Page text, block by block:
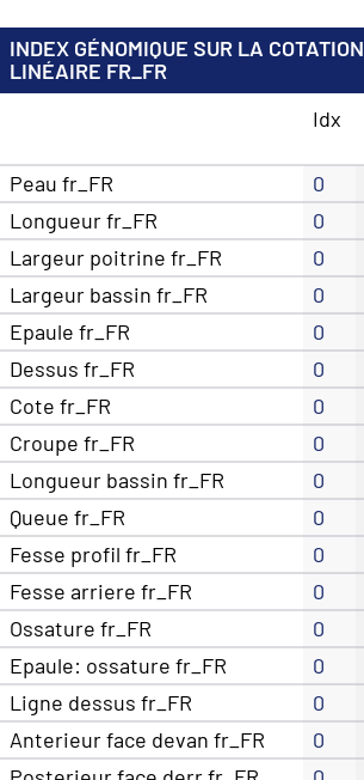
INDEX GÉNOMIQUE SUR LA COTATION
LINÉAIRE FR_FR
Idx
Peau fr_FR 0
Longueur fr_FR
0
Largeur poitrine fr_FR
0
Largeur bassin fr_FR
0
Epaule fr_FR
0
Dessus fr_FR
0
Cote fr_FR
0
Croupe fr_FR
0
Longueur bassin fr_FR
0
Queue fr_FR
0
Fesse profil fr_FR
0
Fesse arriere fr_FR
0
Ossature fr_FR
0
Epaule: ossature fr_FR
0
Ligne dessus fr_FR
0
Anterieur face devan fr_FR
0